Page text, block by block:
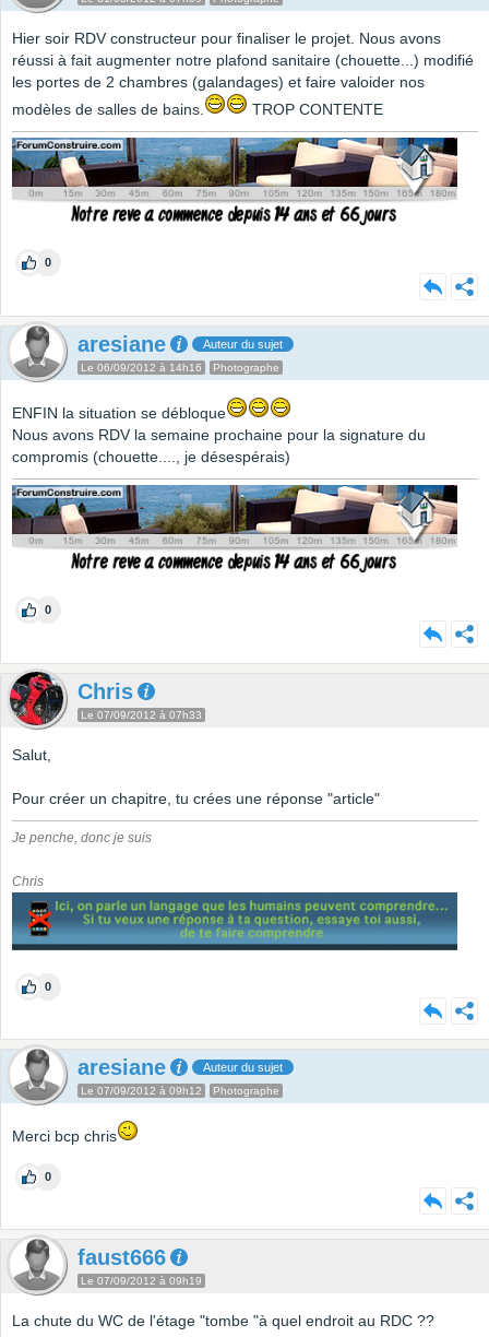
Hier soir RDV constructeur pour finaliser le projet. Nous avons
réussi à fait augmenter notre plafond sanitaire (chouette...) modifié
les portes de 2 chambres (galandages) et faire valoider nos
modèles de salles de bains.
TROP CONTENTE
0
aresiane Auteur du sujet
Le 06/09/2012 à 14h16 Photographe
ENFIN la situation se débloque
Nous avons RDV la semaine prochaine pour la signature du
compromis (chouette...., je désespérais)
0
Chris
Le 07/09/2012 à 07h33
Salut,
Pour créer un chapitre, tu crées une réponse "article"
Je penche, donc je suis
Chris
0
aresiane Auteur du sujet
Le 07/09/2012 à 09h12 Photographe
Merci bcp chris
0
faust666
Le 07/09/2012 à 09h19
La chute du WC de l'étage "tombe "à quel endroit au RDC ??